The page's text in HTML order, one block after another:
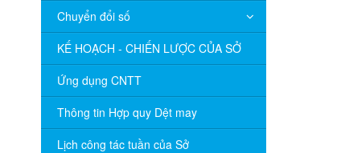
Chuyển đổi số
KẾ HOẠCH - CHIẾN LƯỢC CỦA SỞ
Ứng dụng CNTT
Thông tin Hợp quy Dệt may
Lịch công tác tuần của Sở